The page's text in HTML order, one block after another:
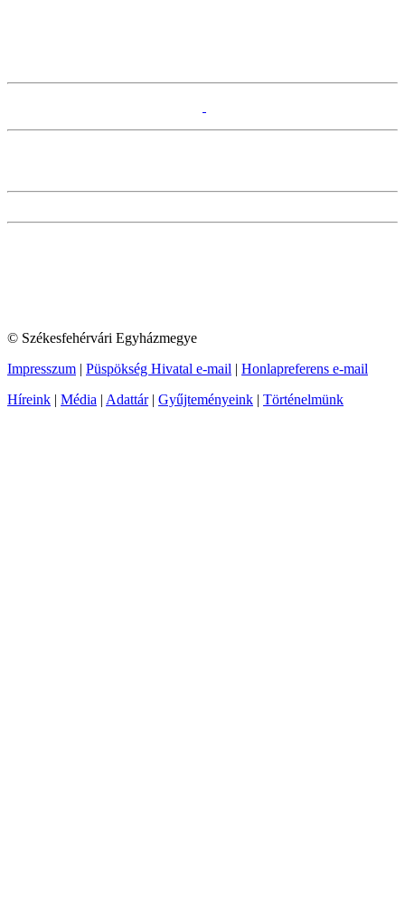
© Székesfehérvári Egyházmegye
Impresszum | Püspökség Hivatal e-mail | Honlapreferens e-mail
Híreink | Média | Adattár| Gyűjteményeink | Történelmünk